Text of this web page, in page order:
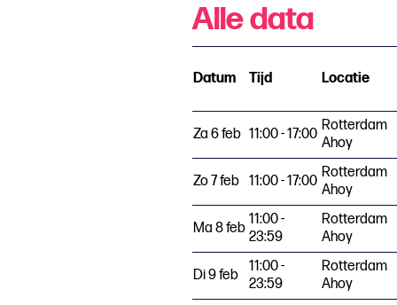
Alle data
Datum Tijd Locatie
Za 6 feb 11:00 - 17:00
Rotterdam
Ahoy
Zo 7 feb 11:00 - 17:00
Rotterdam
Ahoy
Ma 8 feb
11:00 -
23:59
Rotterdam
Ahoy
Di 9 feb
11:00 -
23:59
Rotterdam
Ahoy